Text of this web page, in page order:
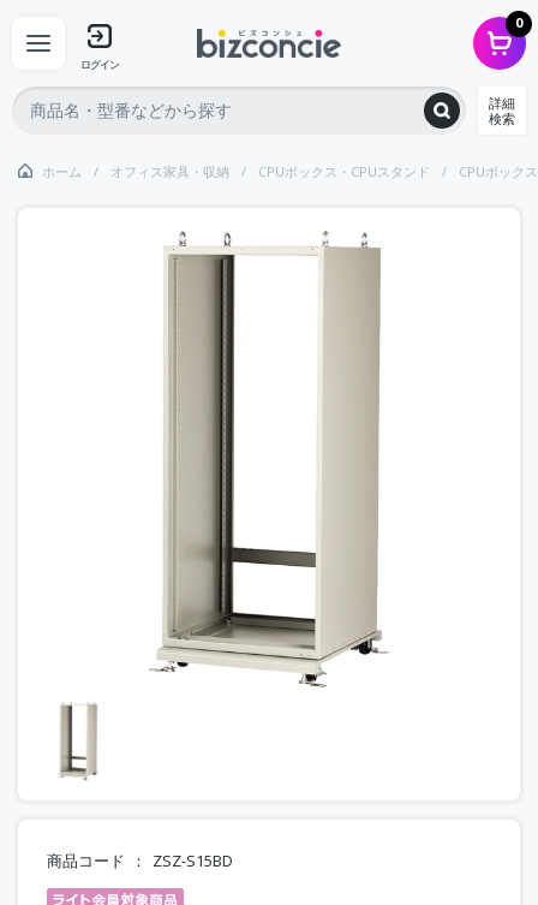
ログイン
0
詳細
検索
ホーム オフィス家具・収納 CPUボックス・CPUスタンド CPUボックス
商品コード ZSZ-S15BD